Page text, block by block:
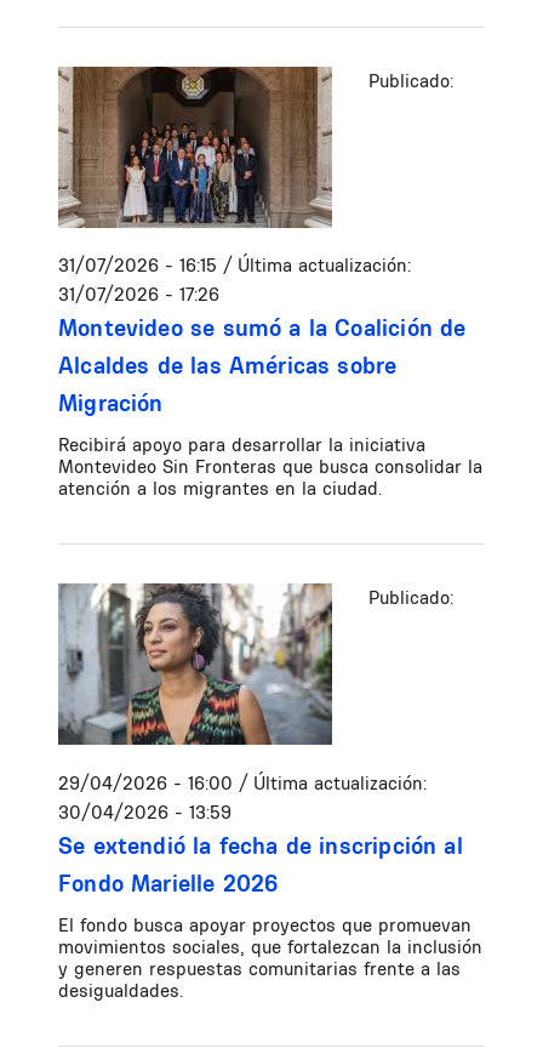
Publicado:
31/07/2026 - 16:15 / Última actualización:
31/07/2026 - 17:26
Montevideo se sumó a la Coalición de
Alcaldes de las Américas sobre
Migración
Recibirá apoyo para desarrollar la iniciativa
Montevideo Sin Fronteras que busca consolidar la
atención a los migrantes en la ciudad.
Publicado:
29/04/2026 - 16:00 / Última actualización:
30/04/2026 - 13:59
Se extendió la fecha de inscripción al
Fondo Marielle 2026
El fondo busca apoyar proyectos que promuevan
movimientos sociales, que fortalezcan la inclusión
y generen respuestas comunitarias frente a las
desigualdades.